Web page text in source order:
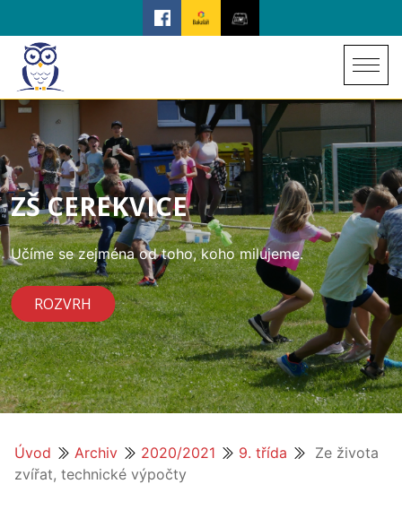
ZŠ CEREKVICE
Učíme se zejména od toho, koho milujeme.
ROZVRH
Úvod Archiv 2020/2021 9. třída
Ze života
zvířat, technické výpočty